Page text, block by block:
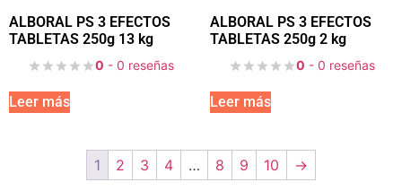
ALBORAL PS 3 EFECTOS
TABLETAS 250g 13 kg
0 - 0 reseñas
Leer más
ALBORAL PS 3 EFECTOS
TABLETAS 250g 2 kg
0 - 0 reseñas
Leer más
1 2 3 4 … 8 9 10 →